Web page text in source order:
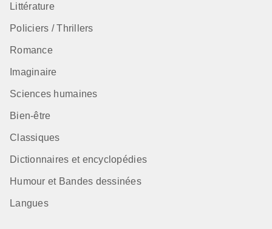
Littérature
Policiers / Thrillers
Romance
Imaginaire
Sciences humaines
Bien-être
Classiques
Dictionnaires et encyclopédies
Humour et Bandes dessinées
Langues